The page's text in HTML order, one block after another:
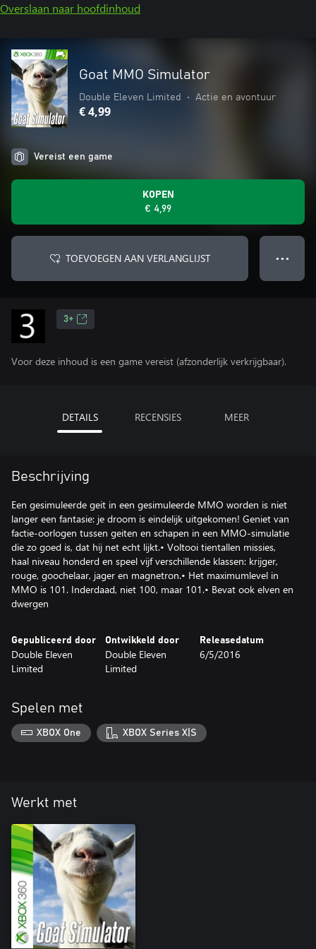
Overslaan naar hoofdinhoud
Goat MMO Simulator
Double Eleven Limited • Actie en avontuur
€ 4,99
Vereist een game
KOPEN
€ 4,99
TOEVOEGEN AAN VERLANGLIJST ● ● ●
3+
Voor deze inhoud is een game vereist (afzonderlijk verkrijgbaar).
DETAILS RECENSIES MEER
Beschrijving
Een gesimuleerde geit in een gesimuleerde MMO worden is niet
langer een fantasie: je droom is eindelijk uitgekomen! Geniet van
factie-oorlogen tussen geiten en schapen in een MMO-simulatie
die zo goed is, dat hij net echt lijkt.• Voltooi tientallen missies,
haal niveau honderd en speel vijf verschillende klassen: krijger,
rouge, goochelaar, jager en magnetron.• Het maximumlevel in
MMO is 101. Inderdaad, niet 100, maar 101.• Bevat ook elven en
dwergen
Gepubliceerd door
Double Eleven
Limited
Ontwikkeld door
Double Eleven
Limited
Releasedatum
6/5/2016
Spelen met
XBOX One XBOX Series X|S
Werkt met